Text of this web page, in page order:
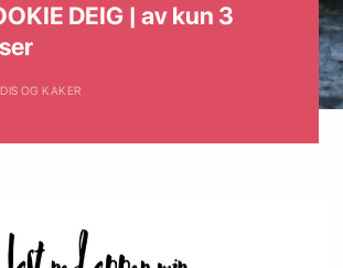
DEIG | av kun 3
OG KAKER